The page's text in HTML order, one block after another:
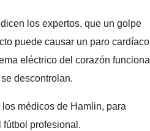
los expertos, que un golpe
puede causar un paro cardíaco
eléctrico del corazón funciona
descontrolan.
médicos de Hamlin, para
profesional.